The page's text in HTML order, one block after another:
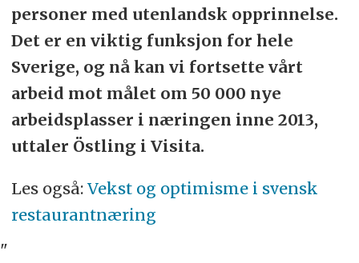
personer med utenlandsk opprinnelse.
Det er en viktig funksjon for hele
Sverige, og nå kan vi fortsette vårt
arbeid mot målet om 50 000 nye
arbeidsplasser i næringen inne 2013,
uttaler Östling i Visita.
Les også: Vekst og optimisme i svensk
restaurantnæring
"